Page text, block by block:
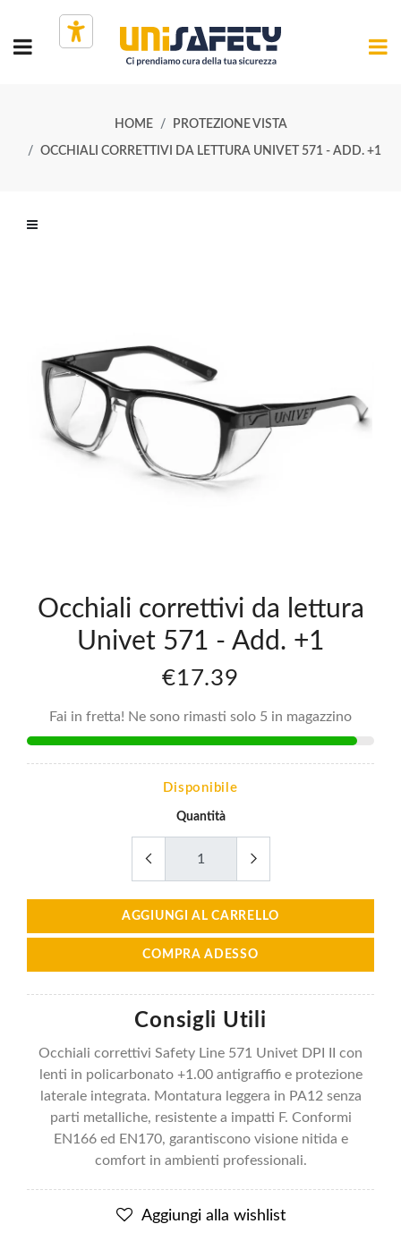
HOME PROTEZIONE VISTA
OCCHIALI CORRETTIVI DA LETTURA UNIVET 571 - ADD. +1
Occhiali
Correttivi
Occhiali correttivi da lettura
Univet 571 - Add. +1
€17.39
Fai in fretta! Ne sono rimasti solo 5 in magazzino
Disponibile
Quantità
AGGIUNGI AL CARRELLO
COMPRA ADESSO
Consigli Utili
Occhiali correttivi Safety Line 571 Univet DPI II con
lenti in policarbonato +1.00 antigraffio e protezione
laterale integrata. Montatura leggera in PA12 senza
parti metalliche, resistente a impatti F. Conformi
EN166 ed EN170, garantiscono visione nitida e
comfort in ambienti professionali.
Aggiungi alla wishlist